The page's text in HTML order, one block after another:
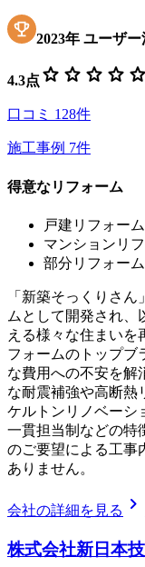
2023年 ユーザー
4.3点 star star star star star
口コミ 128件
施工事例 7件
得意なリフォーム
戸建リフォー
マンションリ
部分リフォーム
「新築そっくりさ
ムとして開発され、
える様々な住まいを
フォームのトップブ
な費用への不安を
な耐震補強や高断熱
ケルトンリノベーシ
一貫担当制などの
のご要望による工事
ありません。
会社の詳細を見る chevron_right
株式会社新日本